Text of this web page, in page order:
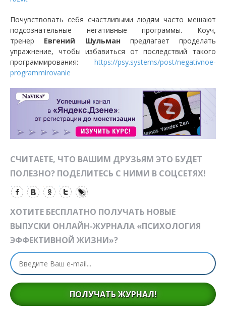
Почувствовать себя счастливыми людям часто мешают
подсознательные негативные программы. Коуч,
тренер Евгений Шульманпредлагает проделать
упражнение, чтобы избавиться от последствий такого
программирования: https://psy.systems/post/negativnoe-
programmirovanie
СЧИТАЕТЕ, ЧТО ВАШИМ ДРУЗЬЯМ ЭТО БУДЕТ
ПОЛЕЗНО? ПОДЕЛИТЕСЬ С НИМИ В СОЦСЕТЯХ!
ХОТИТЕ БЕСПЛАТНО ПОЛУЧАТЬ НОВЫЕ
ВЫПУСКИ ОНЛАЙН-ЖУРНАЛА «ПСИХОЛОГИЯ
ЭФФЕКТИВНОЙ ЖИЗНИ»?
ПОЛУЧАТЬ ЖУРНАЛ!